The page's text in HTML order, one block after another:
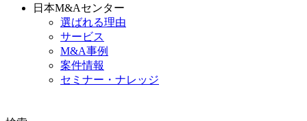
日本M&Aセンター
選ばれる理由
サービス
M&A事例
案件情報
セミナー・ナレッジ